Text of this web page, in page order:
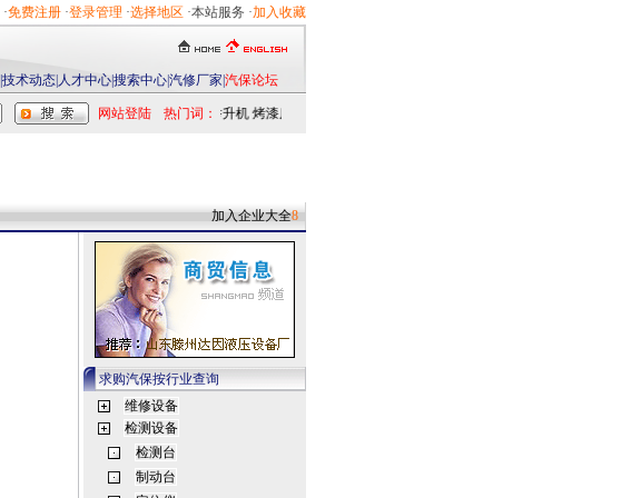
·免费注册 ·登录管理 ·选择地区 ·本站服务 ·加入收藏
技术动态| 人才中心|搜索中心|汽修厂家 汽保论坛
网站登陆 热门词：举升机 烤漆房
加入企业大全8
求购汽保按行业查询